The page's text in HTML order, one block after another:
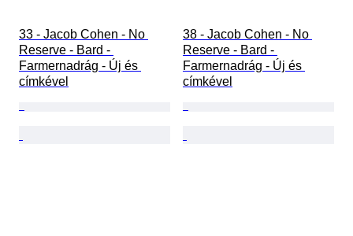
33 - Jacob Cohen - No
Reserve - Bard -
Farmernadrág - Új és
címkével
38 - Jacob Cohen - No
Reserve - Bard -
Farmernadrág - Új és
címkével